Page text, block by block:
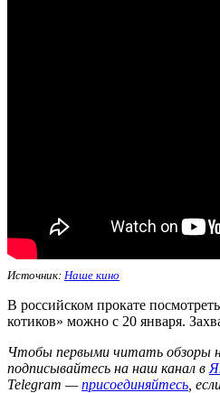
Источник: Наше кино
В российском прокате
котиков» можно с 20 января.
Чтобы первыми читать обзоры
подписывайтесь на наш канал в
Telegram — присоединяйтесь ,